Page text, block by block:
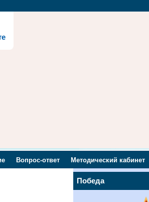
Вопрос-ответ Методический кабинет
Победа